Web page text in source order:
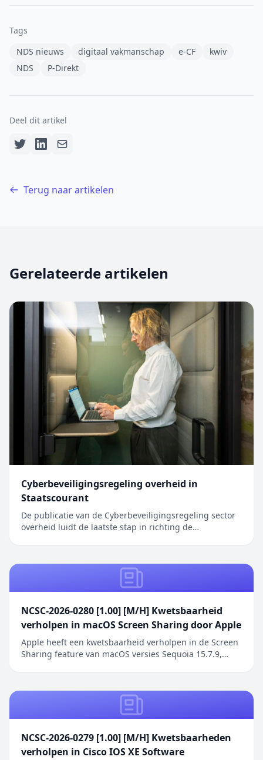
Tags
NDS nieuws
digitaal vakmanschap e-CF
kwiv
NDS
P-Direkt
Deel dit artikel
Terug naar artikelen
Gerelateerde artikelen
Cyberbeveiligingsregeling overheid in
Staatscourant
De publicatie van de Cyberbeveiligingsregeling sector
overheid luidt de laatste stap in richting de
Staatscourant verscheen eerst op Digitale Overheid.
NCSC-2026-0280 [1.00] [M/H] Kwetsbaarheid
verholpen in macOS Screen Sharing door Apple
Apple heeft een kwetsbaarheid verholpen in de Screen
Sharing feature van macOS versies Sequoia 15.7.9,
Sharing functionaliteit waarbij netwerkaanvallers
toegang kunnen verkrijgen zonder geldige
NCSC-2026-0279 [1.00] [M/H] Kwetsbaarheden
verholpen in Cisco IOS XE Software